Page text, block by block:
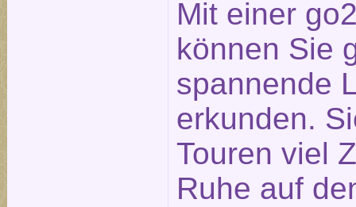
Mit einer
können Sie
spannende
erkunden.
Touren viel
Ruhe auf